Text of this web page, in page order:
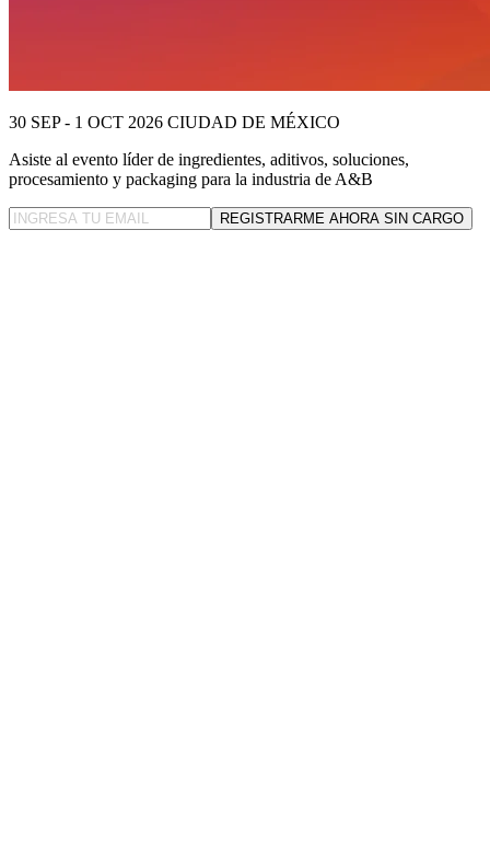
30 SEP - 1 OCT 2026 CIUDAD DE MÉXICO
Asiste al evento líderde ingredientes, aditivos, soluciones,
procesamiento y packaging para la industria de A&B
REGISTRARME AHORA SIN CARGO